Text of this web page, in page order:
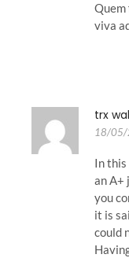
Quem
viva
trx
18/05/
In this
an A+
you
it is
could